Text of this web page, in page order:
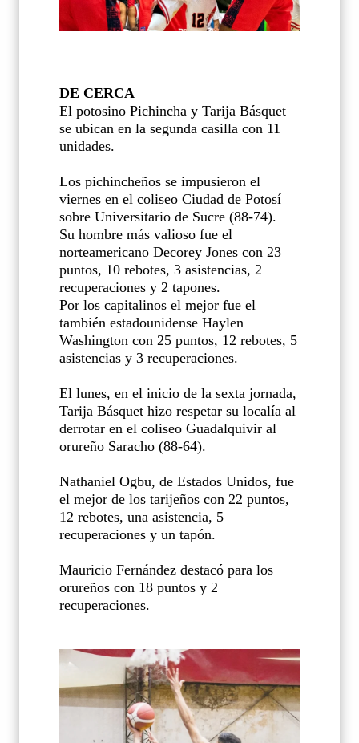
DE CERCA
El potosino Pichincha y Tarija Básquet
se ubican en la segunda casilla con 11
unidades.
Los pichincheños se impusieron el
viernes en el coliseo Ciudad de Potosí
sobre Universitario de Sucre (88-74).
Su hombre más valioso fue el
norteamericano Decorey Jones con 23
puntos, 10 rebotes, 3 asistencias, 2
recuperaciones y 2 tapones.
Por los capitalinos el mejor fue el
también estadounidense Haylen
Washington con 25 puntos, 12 rebotes, 5
asistencias y 3 recuperaciones.
El lunes, en el inicio de la sexta jornada,
Tarija Básquet hizo respetar su localía al
derrotar en el coliseo Guadalquivir al
orureño Saracho (88-64).
Nathaniel Ogbu, de Estados Unidos, fue
el mejor de los tarijeños con 22 puntos,
12 rebotes, una asistencia, 5
recuperaciones y un tapón.
Mauricio Fernández destacó para los
orureños con 18 puntos y 2
recuperaciones.